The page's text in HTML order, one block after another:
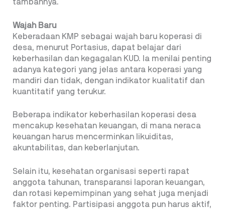
tambahnya.
Wajah Baru
Keberadaan KMP sebagai wajah baru koperasi di
desa, menurut Portasius, dapat belajar dari
keberhasilan dan kegagalan KUD. Ia menilai penting
adanya kategori yang jelas antara koperasi yang
mandiri dan tidak, dengan indikator kualitatif dan
kuantitatif yang terukur.
Beberapa indikator keberhasilan koperasi desa
mencakup kesehatan keuangan, di mana neraca
keuangan harus mencerminkan likuiditas,
akuntabilitas, dan keberlanjutan.
Selain itu, kesehatan organisasi seperti rapat
anggota tahunan, transparansi laporan keuangan,
dan rotasi kepemimpinan yang sehat juga menjadi
faktor penting. Partisipasi anggota pun harus aktif,